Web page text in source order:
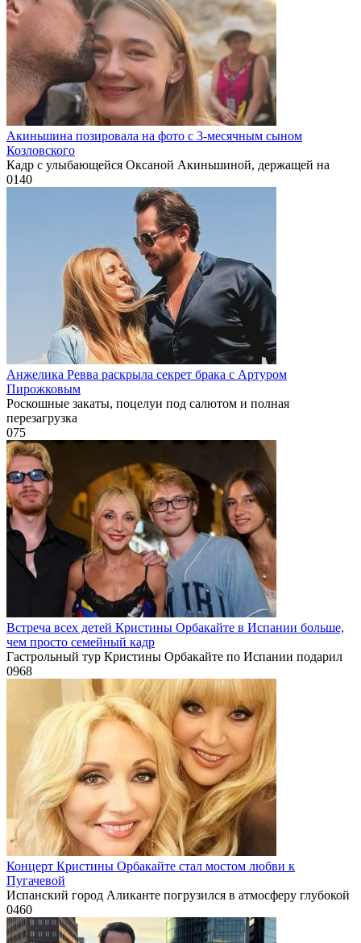
Акиньшина позировала на фото с 3-месячным сыном
Козловского
Кадр с улыбающейся Оксаной Акиньшиной, держащей на
0140
Анжелика Ревва раскрыла секрет брака с Артуром
Пирожковым
Роскошные закаты, поцелуи под салютом и полная
перезагрузка
075
Встреча всех детей Кристины Орбакайте в Испании больше,
чем просто семейный кадр
Гастрольный тур Кристины Орбакайте по Испании подарил
0968
Концерт Кристины Орбакайте стал мостом любви к
Пугачевой
Испанский город Аликанте погрузился в атмосферу глубокой
0460